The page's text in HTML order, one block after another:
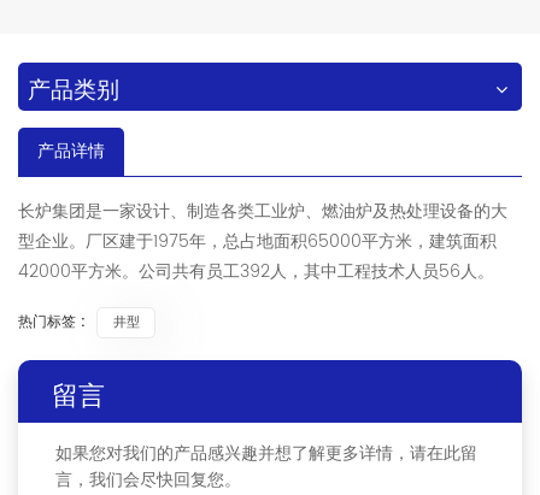
产品类别
产品详情
长炉集团是一家设计、制造各类工业炉、燃油炉及热处理设备的大
型企业。厂区建于1975年，总占地面积65000平方米，建筑面积
42000平方米。公司共有员工392人，其中工程技术人员56人。
热门标签 : 井型
留言
如果您对我们的产品感兴趣并想了解更多详情，请在此留
言，我们会尽快回复您。